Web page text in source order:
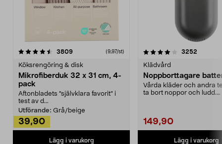
3809recensioner (9,97/st)
Köksrengöring & disk
Mikrofiberduk 32 x 31 cm, 4-
pack
Aftonbladets "självklara favorit” i
test av d...
Utförande: Grå/beige
39,90
Lägg i varukorg
4.0av 5 stjärnor 3252
Klädvård
Noppborttagare
Vårda kläder och andra
ta bort noppor och ludd.
149,90
Lägg i varukorg
4.5av 5 stjärnor